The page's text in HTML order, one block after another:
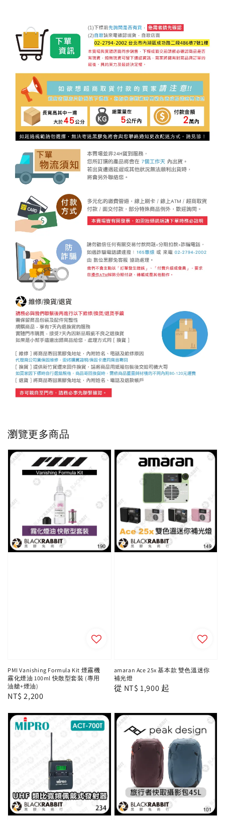
瀏覽更多商品
PMI Vanishing Formula Kit 煙霧機
霧化煙油 100ml 快散型套裝 (專用
油艙+煙油)
Regular
NT$ 2,200
amaran Ace 25x 基本款 雙色溫迷你
補光燈
Regular
從 NT$ 1,900 起